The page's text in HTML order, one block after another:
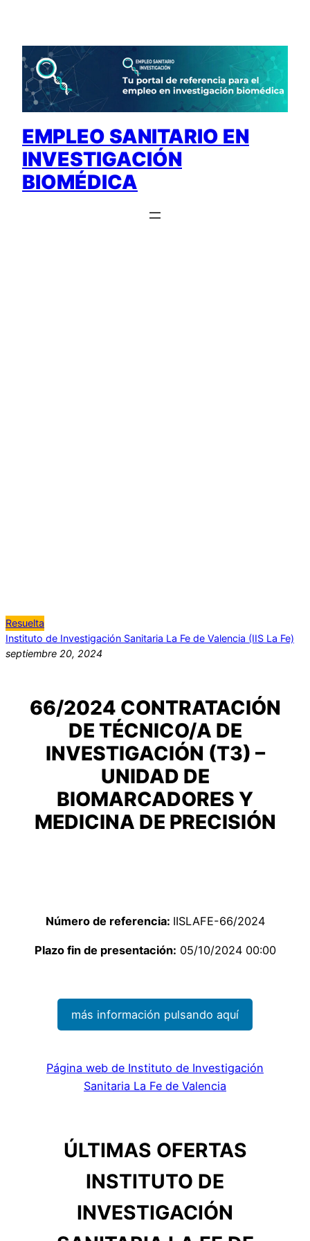
contenido
EMPLEO SANITARIO EN
INVESTIGACIÓN
BIOMÉDICA
Resuelta
Instituto de Investigación Sanitaria La Fe de Valencia (IIS La Fe)
septiembre 20, 2024
66/2024 CONTRATACIÓN
DE TÉCNICO/A DE
INVESTIGACIÓN (T3) –
UNIDAD DE
BIOMARCADORES Y
MEDICINA DE PRECISIÓN
Número de referencia: IISLAFE-66/2024
Plazo fin de presentación: 05/10/2024 00:00
más información pulsando aquí
Página web de Instituto de Investigación
Sanitaria La Fe de Valencia
ÚLTIMAS OFERTAS
INSTITUTO DE
INVESTIGACIÓN